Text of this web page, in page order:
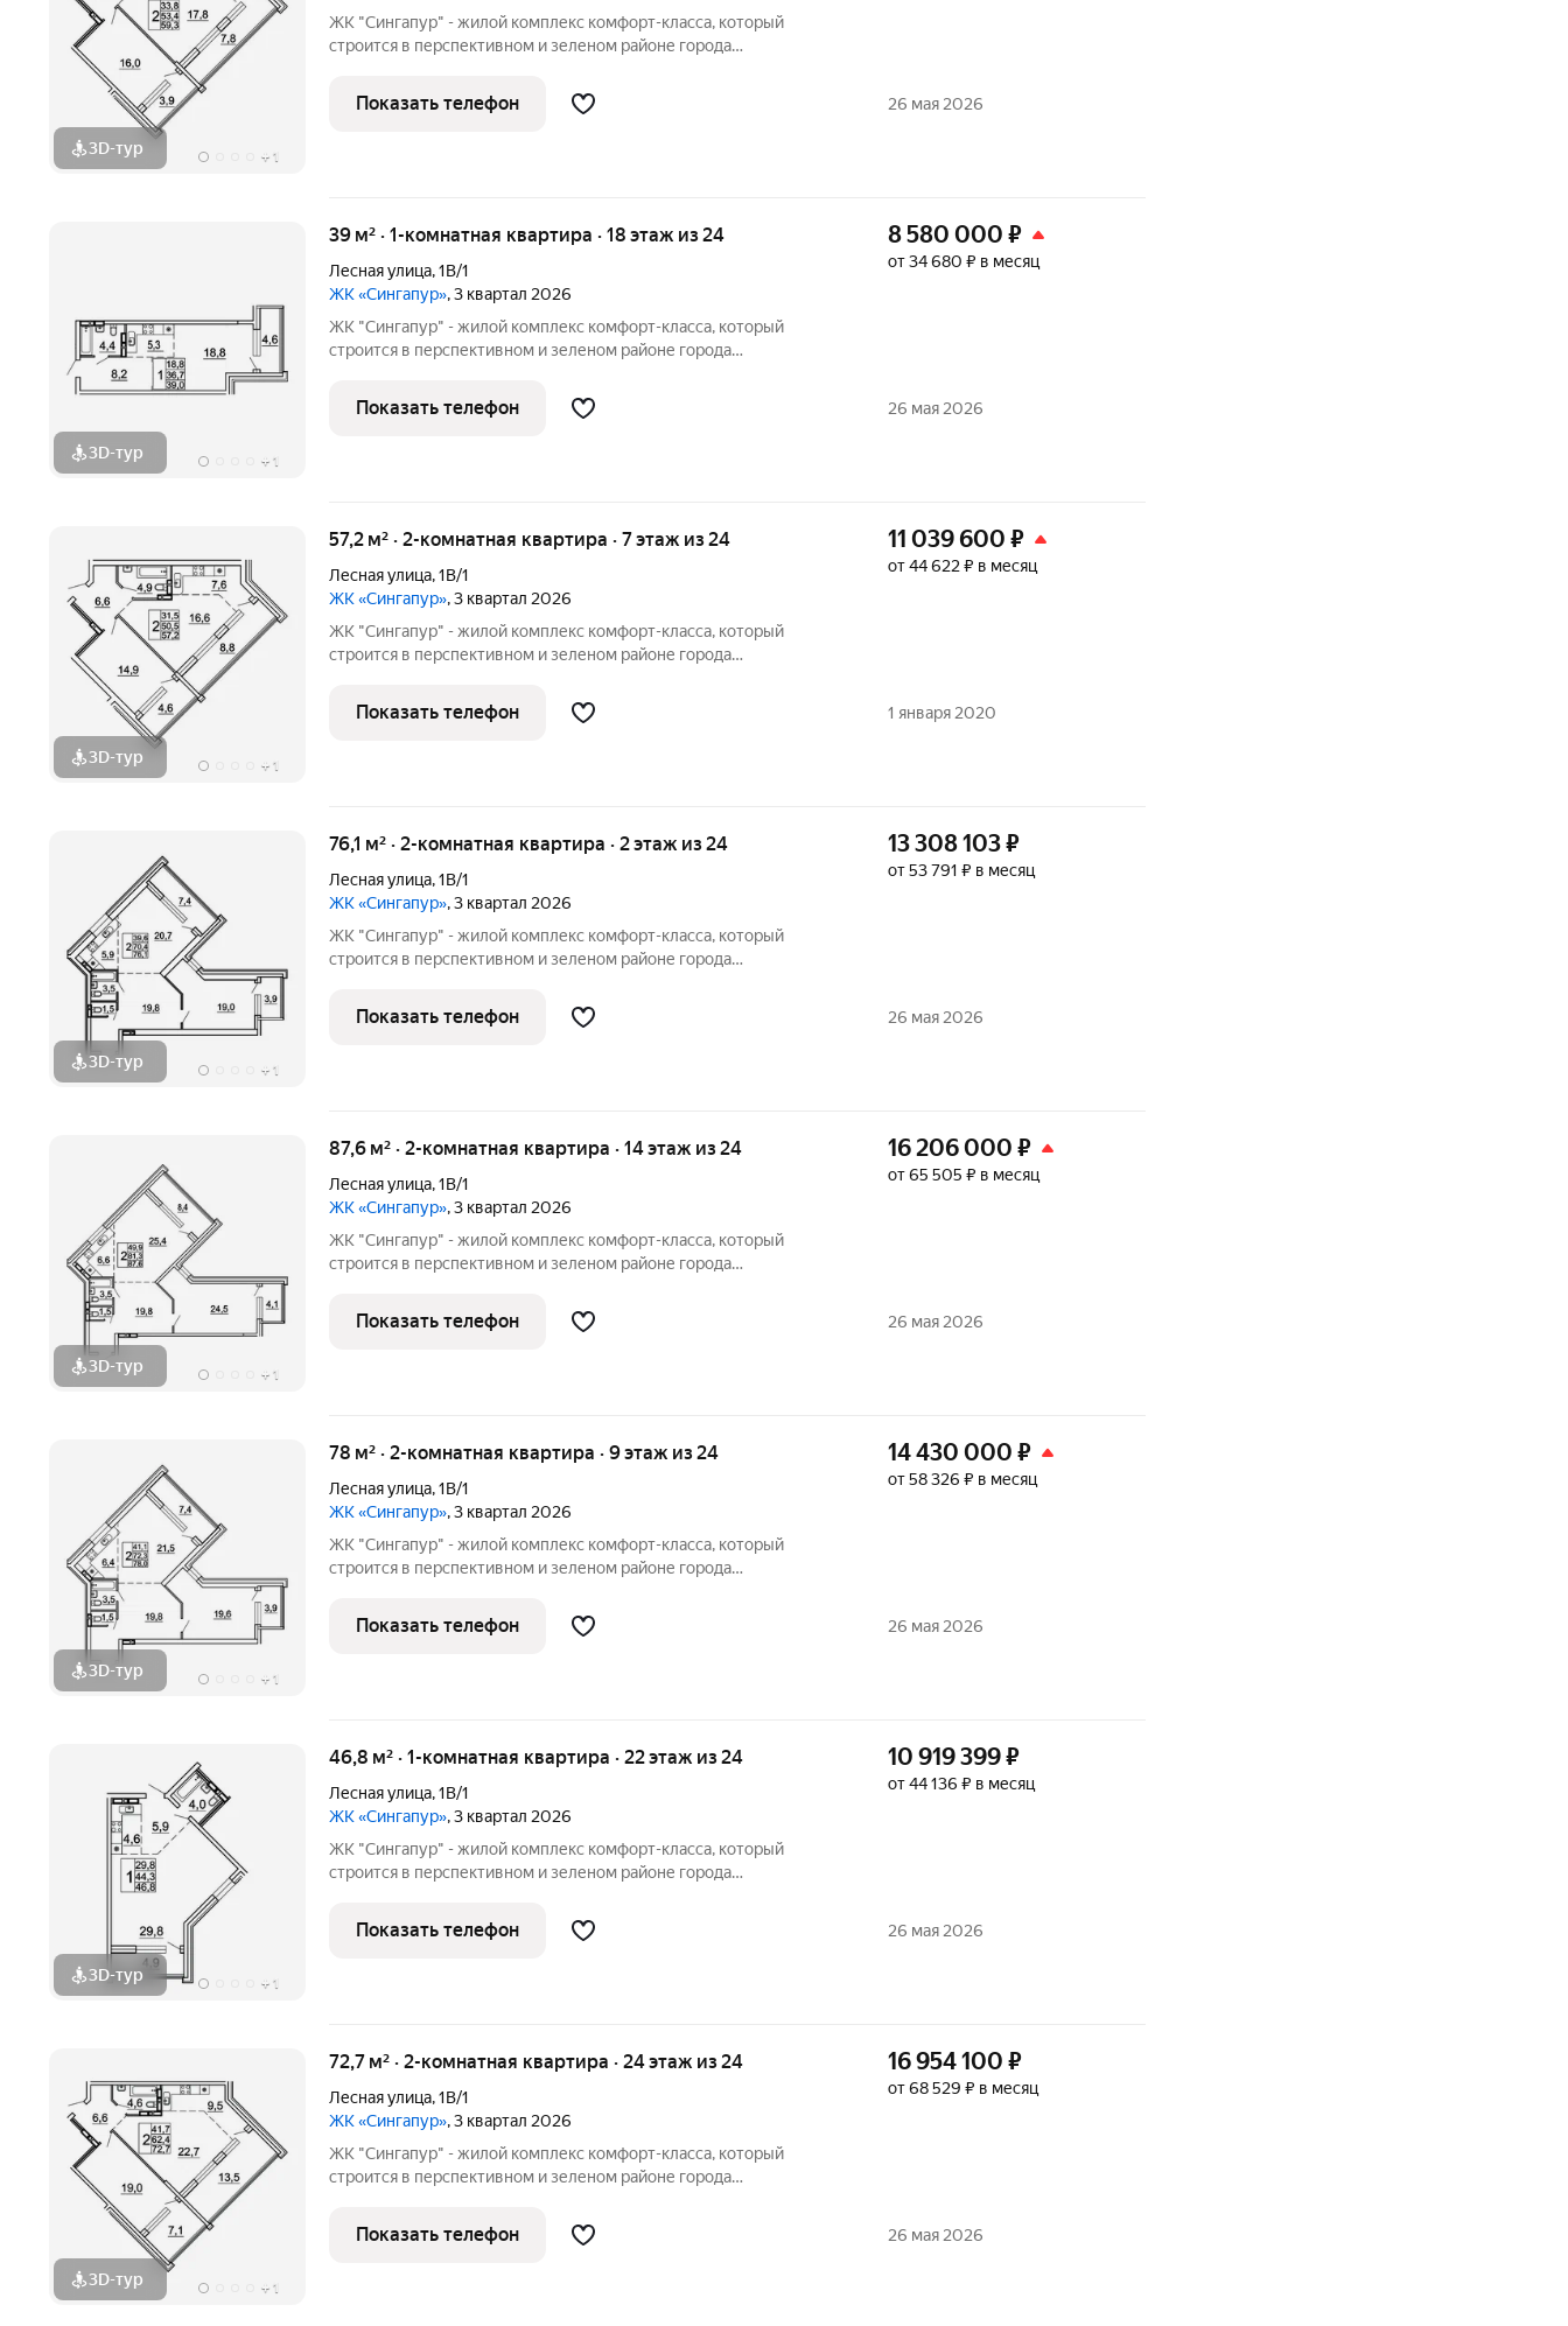
3D-тур + 1
ЖК "Сингапур" - жилой комплекс комфорт-класса, который
строится в перспективном и зеленом районе города
домов, объединенных общим стилобатом, и двух этажей
подземного паркинга на 298
Показать телефон 26 мая 2026
3D-тур + 1
39 м² · 1-комнатная квартира · 18 этаж из 24
Лесная улица,1В/1
ЖК «Сингапур», 3 квартал 2026
ЖК "Сингапур" - жилой комплекс комфорт-класса, который
строится в перспективном и зеленом районе города
домов, объединенных общим стилобатом, и двух этажей
подземного паркинга на 298
8 580 000 ₽
от 34 680 ₽ в месяц
Показать телефон 26 мая 2026
3D-тур + 1
57,2 м² · 2-комнатная квартира · 7 этаж из 24
Лесная улица,1В/1
ЖК «Сингапур», 3 квартал 2026
ЖК "Сингапур" - жилой комплекс комфорт-класса, который
строится в перспективном и зеленом районе города
домов, объединенных общим стилобатом, и двух этажей
подземного паркинга на 298
11 039 600 ₽
от 44 622 ₽ в месяц
Показать телефон 1 января 2020
3D-тур + 1
76,1 м² · 2-комнатная квартира · 2 этаж из 24
Лесная улица,1В/1
ЖК «Сингапур», 3 квартал 2026
ЖК "Сингапур" - жилой комплекс комфорт-класса, который
строится в перспективном и зеленом районе города
домов, объединенных общим стилобатом, и двух этажей
подземного паркинга на 298
13 308 103₽
от 53 791 ₽ в месяц
Показать телефон 26 мая 2026
3D-тур + 1
87,6 м² · 2-комнатная квартира · 14 этаж из 24
Лесная улица,1В/1
ЖК «Сингапур», 3 квартал 2026
ЖК "Сингапур" - жилой комплекс комфорт-класса, который
строится в перспективном и зеленом районе города
домов, объединенных общим стилобатом, и двух этажей
подземного паркинга на 298
16 206 000 ₽
от 65 505 ₽ в месяц
Показать телефон 26 мая 2026
3D-тур + 1
78 м² · 2-комнатная квартира · 9 этаж из 24
Лесная улица,1В/1
ЖК «Сингапур», 3 квартал 2026
ЖК "Сингапур" - жилой комплекс комфорт-класса, который
строится в перспективном и зеленом районе города
домов, объединенных общим стилобатом, и двух этажей
подземного паркинга на 298
14 430 000 ₽
от 58 326 ₽ в месяц
Показать телефон 26 мая 2026
3D-тур + 1
46,8 м² · 1-комнатная квартира · 22 этаж из 24
Лесная улица,1В/1
ЖК «Сингапур», 3 квартал 2026
ЖК "Сингапур" - жилой комплекс комфорт-класса, который
строится в перспективном и зеленом районе города
домов, объединенных общим стилобатом, и двух этажей
подземного паркинга на 298
10 919 399₽
от 44 136 ₽ в месяц
Показать телефон 26 мая 2026
3D-тур + 1
72,7 м² · 2-комнатная квартира · 24 этаж из 24
Лесная улица,1В/1
ЖК «Сингапур», 3 квартал 2026
ЖК "Сингапур" - жилой комплекс комфорт-класса, который
строится в перспективном и зеленом районе города
домов, объединенных общим стилобатом, и двух этажей
подземного паркинга на 298
16 954 100 ₽
от 68 529 ₽ в месяц
Показать телефон 26 мая 2026